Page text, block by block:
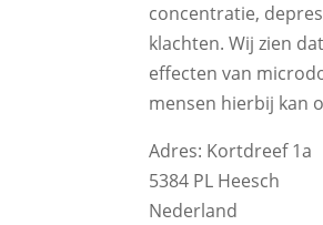
concentratie,
klachten. Wij zien
effecten van
mensen hierbij kan
Adres: Kortdreef 1a
5384 PL Heesch
Nederland